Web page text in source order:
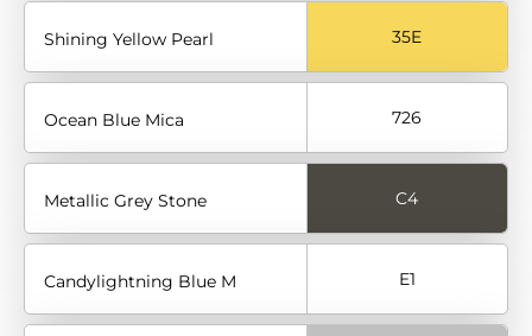
Shining Yellow Pearl 35E
Ocean Blue Mica 726
Metallic Grey Stone C4
Candylightning Blue M E1